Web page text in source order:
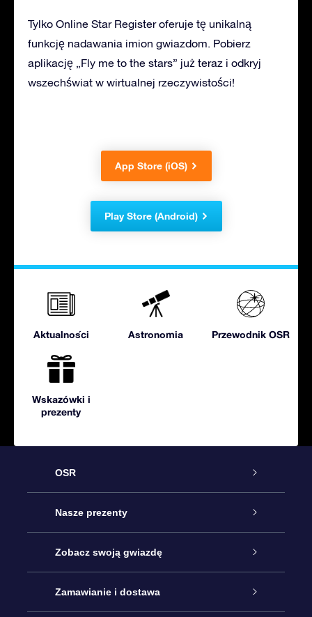
Tylko Online Star Register oferuje tę unikalną
funkcję nadawania imion gwiazdom. Pobierz
aplikację „Fly me to the stars” już teraz i odkryj
wszechświat w wirtualnej rzeczywistości!
App Store (iOS)
Play Store (Android)
Aktualności Astronomia Przewodnik OSR
Wskazówki i
prezenty
OSR
Obsługa
Kontakt
Blog
Nasze prezenty
Podarunek Gwiazda Online
Pakiet Podarunkowy OSR
Zobacz swoją gwiazdę
Rejestr Gwiazd
Zamawianie i dostawa